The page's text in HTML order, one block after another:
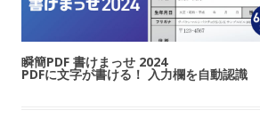
瞬簡PDF 書けまっせ 2024
PDFに文字が書ける！ 入力欄を自動認識